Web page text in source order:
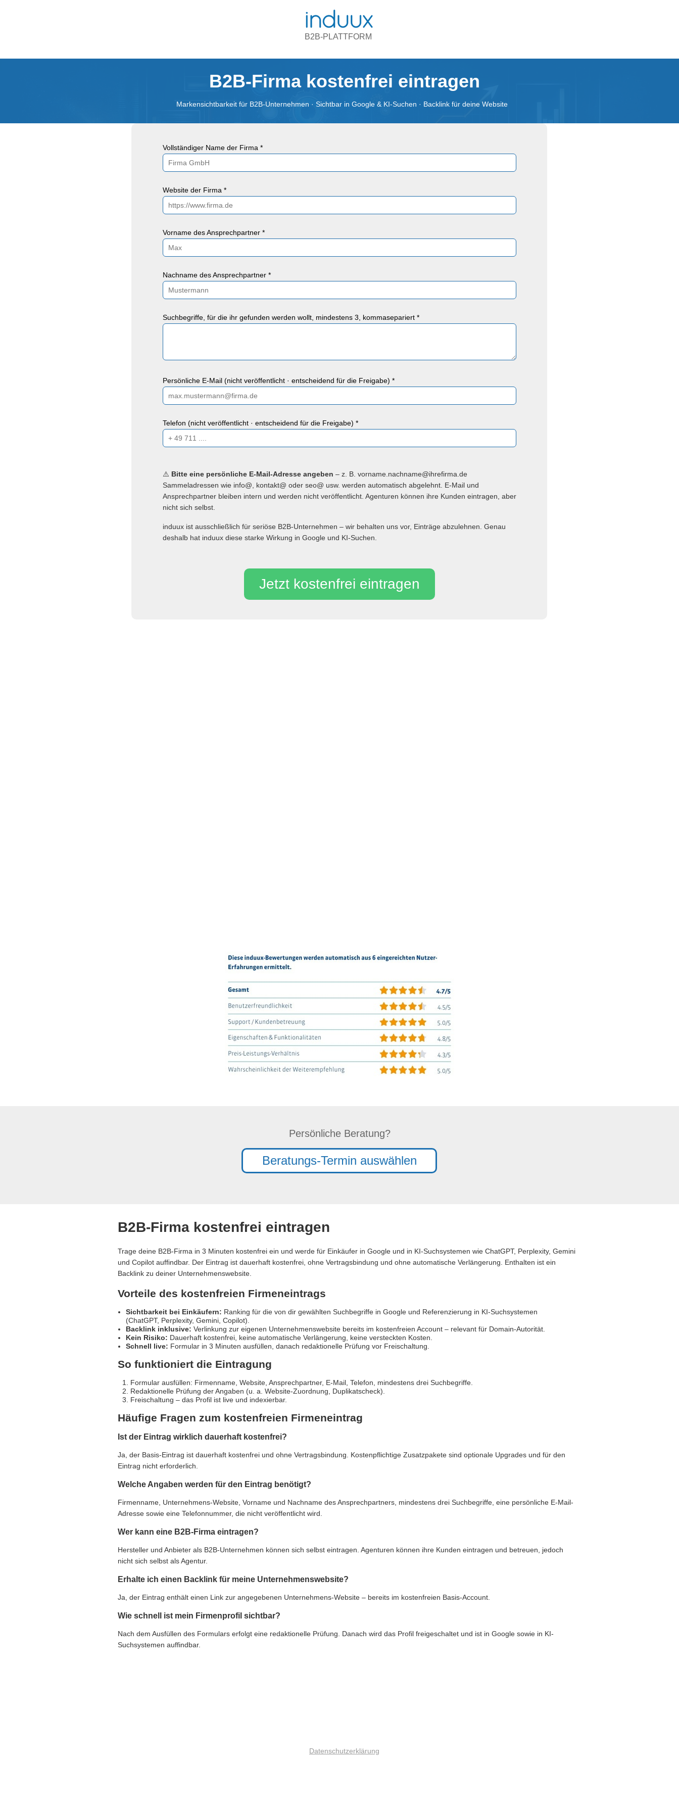
B2B-Firma kostenfrei eintragen
Datenschutzerklärung
B2B-PLATTFORM
Beratungs-Termin auswählen
Persönliche Beratung?
Vollständiger Name der Firma *
Website der Firma *
Vorname des Ansprechpartner *
Nachname des Ansprechpartner *
Suchbegriffe, für die ihr gefunden werden wollt, mindestens 3, kommasepariert *
Persönliche E-Mail (nicht veröffentlicht · entscheidend für die Freigabe) *
Telefon (nicht veröffentlicht · entscheidend für die Freigabe) *
Jetzt kostenfrei eintragen
⚠️ Bitte eine persönliche E-Mail-Adresse angeben – z. B. vorname.nachname@ihrefirma.de
Sammeladressen wie info@, kontakt@ oder seo@ usw. werden automatisch abgelehnt. E-Mail und
Ansprechpartner bleiben intern und werden nicht veröffentlicht. Agenturen können ihre Kunden eintragen, aber
nicht sich selbst.
induux ist ausschließlich für seriöse B2B-Unternehmen – wir behalten uns vor, Einträge abzulehnen. Genau
deshalb hat induux diese starke Wirkung in Google und KI-Suchen.
B2B-Firma kostenfrei eintragen
Trage deine B2B-Firma in 3 Minuten kostenfrei ein und werde für Einkäufer in Google und in KI-Suchsystemen wie ChatGPT, Perplexity, Gemini
und Copilot auffindbar. Der Eintrag ist dauerhaft kostenfrei, ohne Vertragsbindung und ohne automatische Verlängerung. Enthalten ist ein
Backlink zu deiner Unternehmenswebsite.
Vorteile des kostenfreien Firmeneintrags
Sichtbarkeit bei Einkäufern: Ranking für die von dir gewählten Suchbegriffe in Google und Referenzierung in KI-Suchsystemen
(ChatGPT, Perplexity, Gemini, Copilot).
Backlink inklusive: Verlinkung zur eigenen Unternehmenswebsite bereits im kostenfreien Account – relevant für Domain-Autorität.
Kein Risiko: Dauerhaft kostenfrei, keine automatische Verlängerung, keine versteckten Kosten.
Schnell live: Formular in 3 Minuten ausfüllen, danach redaktionelle Prüfung vor Freischaltung.
So funktioniert die Eintragung
Formular ausfüllen: Firmenname, Website, Ansprechpartner, E-Mail, Telefon, mindestens drei Suchbegriffe.
Redaktionelle Prüfung der Angaben (u. a. Website-Zuordnung, Duplikatscheck).
Freischaltung – das Profil ist live und indexierbar.
Häufige Fragen zum kostenfreien Firmeneintrag
Ist der Eintrag wirklich dauerhaft kostenfrei?
Ja, der Basis-Eintrag ist dauerhaft kostenfrei und ohne Vertragsbindung. Kostenpflichtige Zusatzpakete sind optionale Upgrades und für den
Eintrag nicht erforderlich.
Welche Angaben werden für den Eintrag benötigt?
Firmenname, Unternehmens-Website, Vorname und Nachname des Ansprechpartners, mindestens drei Suchbegriffe, eine persönliche E-Mail-
Adresse sowie eine Telefonnummer, die nicht veröffentlicht wird.
Wer kann eine B2B-Firma eintragen?
Hersteller und Anbieter als B2B-Unternehmen können sich selbst eintragen. Agenturen können ihre Kunden eintragen und betreuen, jedoch
nicht sich selbst als Agentur.
Erhalte ich einen Backlink für meine Unternehmenswebsite?
Ja, der Eintrag enthält einen Link zur angegebenen Unternehmens-Website – bereits im kostenfreien Basis-Account.
Wie schnell ist mein Firmenprofil sichtbar?
Nach dem Ausfüllen des Formulars erfolgt eine redaktionelle Prüfung. Danach wird das Profil freigeschaltet und ist in Google sowie in KI-
Suchsystemen auffindbar.
Markensichtbarkeit für B2B-Unternehmen · Sichtbar in Google & KI-Suchen · Backlink für deine Website